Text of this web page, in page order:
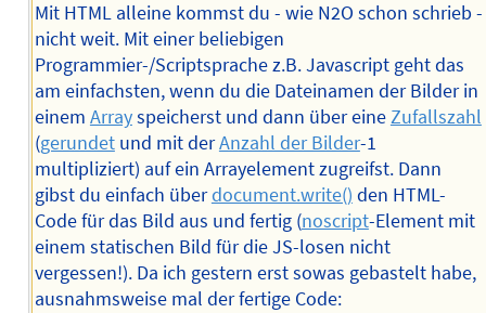
Mit HTML alleine kommst du - wie N2O schon schrieb -
nicht weit. Mit einer beliebigen
Programmier-/Scriptsprache z.B. Javascript geht das
am einfachsten, wenn du die Dateinamen der Bilder in
einem Arrayspeicherst und dann über eineZufallszahl
(gerundetund mit derAnzahl der Bilder-1
multipliziert) auf ein Arrayelement zugreifst. Dann
gibst du einfach überdocument.write() den HTML-
Code für das Bild aus und fertig (noscript-Element mit
einem statischen Bild für die JS-losen nicht
vergessen!). Da ich gestern erst sowas gebastelt habe,
ausnahmsweise mal der fertige Code: